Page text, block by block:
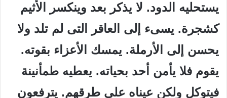
يستحليه الدود. لا يذكر بعد وينكسر الأثيم
كشجرة. يسىء إلى العاقر التى لم تلد ولا
يحسن إلى الأرملة. يمسك الأعزاء بقوته.
يقوم فلا يأمن أحد بحياته. يعطيه طمأنينة
فيتوكل ولكن عيناه على طرقهم. يترفعون